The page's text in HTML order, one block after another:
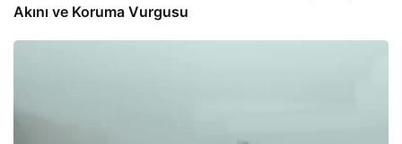
Akını ve Koruma Vurgusu